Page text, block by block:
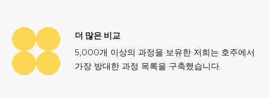
더 많은 비교
5,000개 이상의 과정을 보유한 저희는 호주에서
가장 방대한 과정 목록을 구축했습니다.